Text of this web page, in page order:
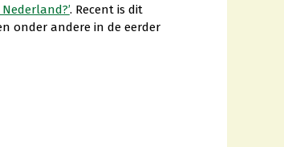
. Recent is dit
onder andere in de eerder